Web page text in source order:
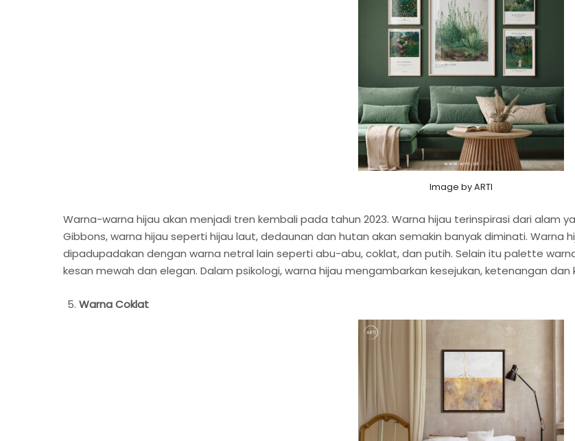
Image by ARTI
Warna-warna hijau akan menjadi tren kembali pada tahun 2023. Warna hijau terinspirasi dari alam
Gibbons, warna hijau seperti hijau laut, dedaunan dan hutan akan semakin banyak diminati. Warna
dipadupadakan dengan warna netral lain seperti abu-abu, coklat, dan putih. Selain itu palette
kesan mewah dan elegan. Dalam psikologi, warna hijau mengambarkan kesejukan, ketenangan dan
Warna Coklat